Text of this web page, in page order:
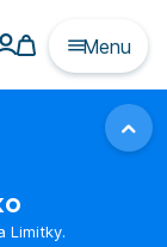
Menu
Limitky.